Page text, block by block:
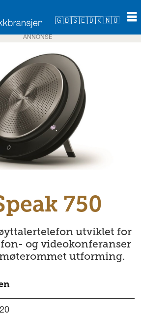
🇬🇧🇸🇪🇩🇰🇳🇴
ANNONSE
750
utviklet for
og videokonferanser
utforming.